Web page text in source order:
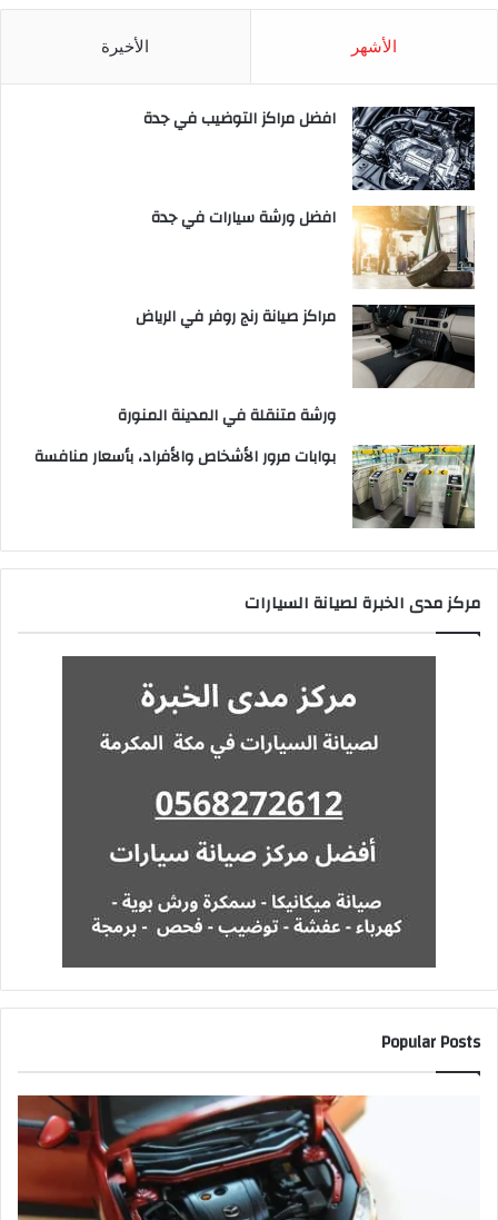
الأشهر الأخيرة
افضل مراكز التوضيب في جدة
افضل ورشة سيارات في جدة
مراكز صيانة رنج روفر في الرياض
ورشة متنقلة في المدينة المنورة
بوابات مرور الأشخاص والأفراد، بأسعار منافسة
مركز مدى الخبرة لصيانة السيارات
Popular Posts